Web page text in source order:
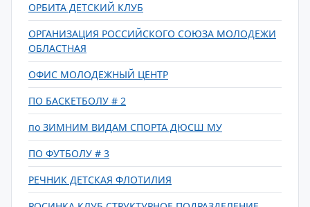
ОРБИТА ДЕТСКИЙ КЛУБ
ОРГАНИЗАЦИЯ РОССИЙСКОГО СОЮЗА МОЛОДЕЖИ
ОБЛАСТНАЯ
ОФИС МОЛОДЕЖНЫЙ ЦЕНТР
ПО БАСКЕТБОЛУ # 2
по ЗИМНИМ ВИДАМ СПОРТА ДЮСШ МУ
ПО ФУТБОЛУ # 3
РЕЧНИК ДЕТСКАЯ ФЛОТИЛИЯ